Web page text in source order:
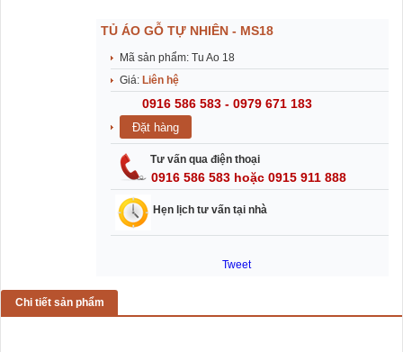
TỦ ÁO GỖ TỰ NHIÊN - MS18
Mã sản phẩm: Tu Ao 18
Giá: Liên hệ
0916 586 583 - 0979 671 183
Tư vấn qua điện thoại
0916 586 583 hoặc 0915 911 888
Hẹn lịch tư vấn tại nhà
Tweet
Chi tiết sản phẩm